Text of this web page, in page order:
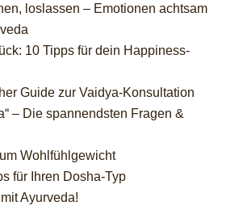
Guide zur Vaidya-Konsultation
Wohlfühlgewicht
für Ihren Dosha-Typ
mit Ayurveda!